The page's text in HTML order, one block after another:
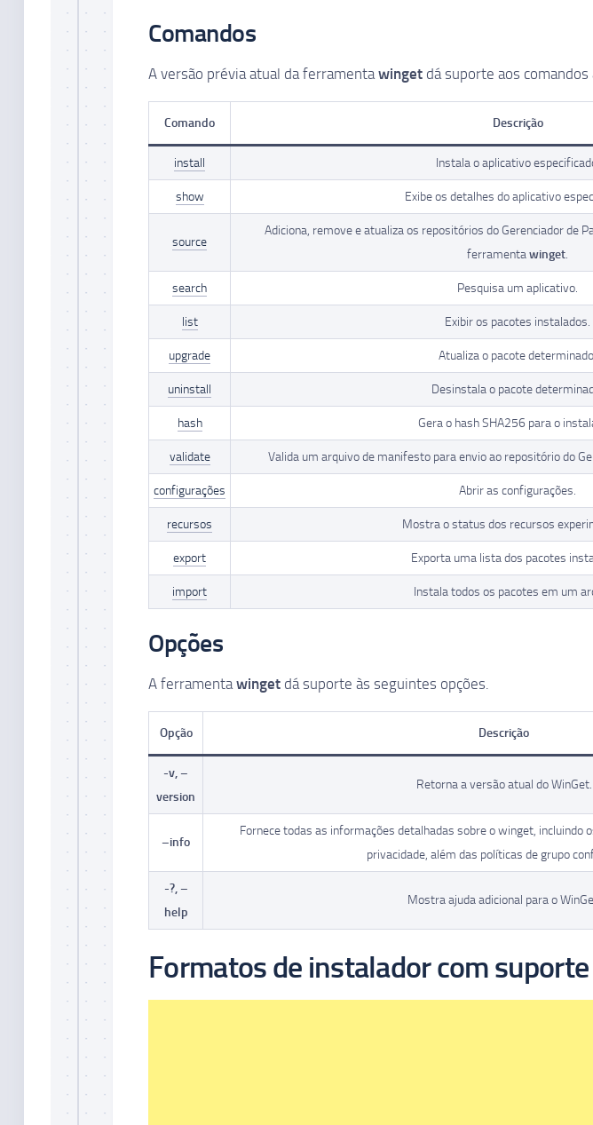
Comandos
A versão prévia atual da ferramenta winget dá suporte aos comandos
Comando Descrição
install Instala o aplicativo
show Exibe os detalhes do aplicativo
source
Adiciona, remove e atualiza os repositórios do Gerenciador de
ferramentawinget.
search Pesquisa um aplicativo.
list Exibir os pacotes instalados.
upgrade Atualiza o pacote
uninstall Desinstala o pacote
hash Gera o hash SHA256 para o
validate Valida um arquivo de manifesto para envio ao repositório do
configurações Abrir as configurações.
recursos Mostra o status dos recursos
export Exporta uma lista dos pacotes
import Instala todos os pacotes em um
Opções
A ferramenta winget dá suporte às seguintes opções.
Opção Descrição
-v, –
version
Retorna a versão atual do WinGet.
–info
Fornece todas as informações detalhadas sobre o winget, incluindo
privacidade, além das políticas de grupo
-?, –
help
Mostra ajuda adicional para o
Formatos de instalador com suporte